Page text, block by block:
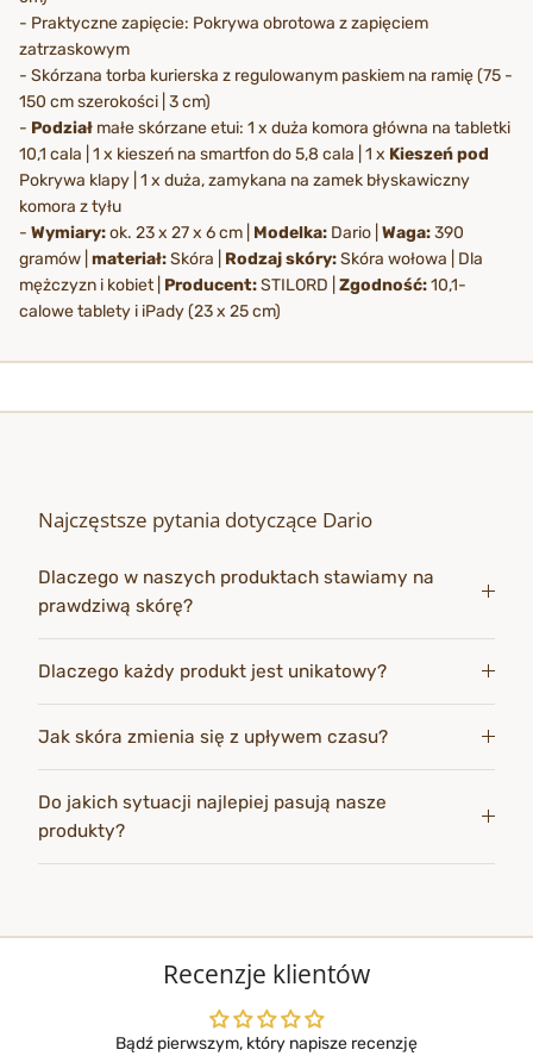
- Praktyczne zapięcie: Pokrywa obrotowa z zapięciem
zatrzaskowym
- Skórzana torba kurierska z regulowanym paskiem na ramię (75 -
150 cm szerokości | 3 cm)
- Podział małe skórzane etui: 1 x duża komora główna na tabletki
10,1 cala | 1 x kieszeń na smartfon do 5,8 cala | 1 x Kieszeń pod
Pokrywa klapy | 1 x duża, zamykana na zamek błyskawiczny
komora z tyłu
- Wymiary:ok. 23 x 27 x 6 cm | Modelka: Dario | Waga:390
gramów | materiał:Skóra | Rodzaj skóry:Skóra wołowa | Dla
mężczyzn i kobiet | Producent:STILORD | Zgodność:10,1-
calowe tablety i iPady (23 x 25 cm)
Najczęstsze pytania dotyczące Dario
Dlaczego w naszych produktach stawiamy na
prawdziwą skórę?
Dlaczego każdy produkt jest unikatowy?
Jak skóra zmienia się z upływem czasu?
Do jakich sytuacji najlepiej pasują nasze
produkty?
Recenzje klientów
Bądź pierwszym, który napisze recenzję